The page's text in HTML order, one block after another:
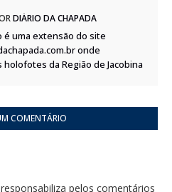
DIÁRIO DA CHAPADA
é uma extensão do site
onde
da Região de Jacobina
COMENTÁRIO
pelos comentários